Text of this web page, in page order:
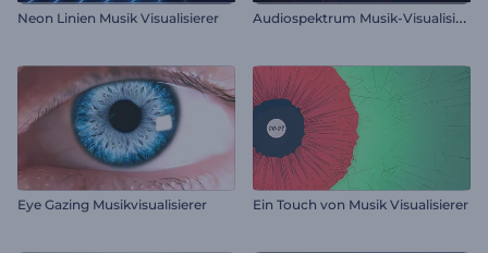
Neon Linien Musik Visualisierer A
udiospektrum Musik-Visualisierer
Eye Gazing Musikvisualisierer Ein Touch von Musik Visualisierer